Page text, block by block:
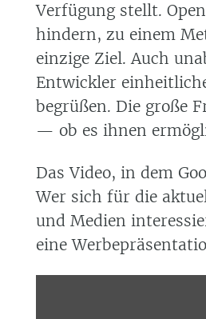
Verfügung stellt.
hindern, zu einem
einzige Ziel. Auch
Entwickler
begrüßen. Die große
— ob es ihnen
Das Video, in dem
Wer sich für die
und Medien
eine